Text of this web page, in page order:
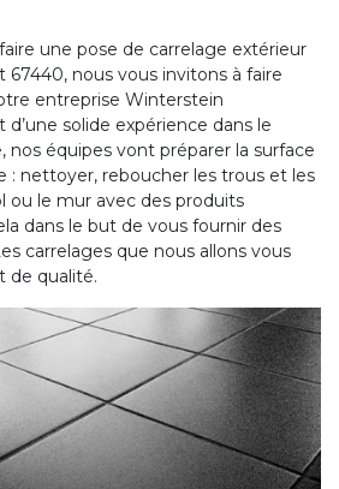
une pose de carrelage extérieur
67440, nous vous invitons à faire
entreprise Winterstein
solide expérience dans le
nos équipes vont préparer la surface
: nettoyer, reboucher les trous et les
ou le mur avec des produits
dans le but de vous fournir des
carrelages que nous allons vous
de qualité.